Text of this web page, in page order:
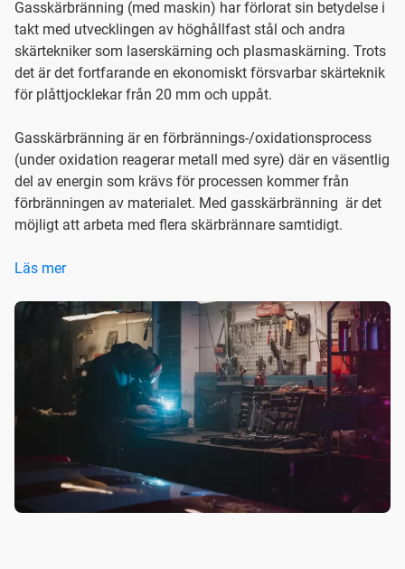
Gasskärbränning (med maskin) har förlorat sin betydelse i
takt med utvecklingen av höghållfast stål och andra
skärtekniker som laserskärning och plasmaskärning. Trots
det är det fortfarande en ekonomiskt försvarbar skärteknik
för plåttjocklekar från 20 mm och uppåt.
Gasskärbränning är en förbrännings-/oxidationsprocess
(under oxidation reagerar metall med syre) där en väsentlig
del av energin som krävs för processen kommer från
förbränningen av materialet. Med gasskärbränning är det
möjligt att arbeta med flera skärbrännare samtidigt.
Läs mer